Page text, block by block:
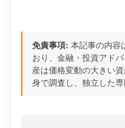
免責事項: 本記事の内容
おり、金融・投資アド
産は価格変動の大きい
身で調査し、独立した専